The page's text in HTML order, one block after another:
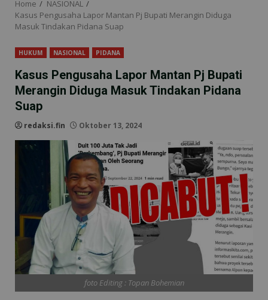
Home
NASIONAL
Kasus Pengusaha Lapor Mantan Pj Bupati Merangin Diduga
Masuk Tindakan Pidana Suap
HUKUM NASIONAL PIDANA
Kasus Pengusaha Lapor Mantan Pj Bupati
Merangin Diduga Masuk Tindakan Pidana
Suap
redaksi.fin Oktober 13, 2024
foto Editing : Topan Bohemian